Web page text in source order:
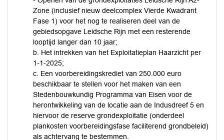
Zone (inclusief nieuw deelcomplex Vierde Kwadrant
Fase 1) voor het nog te realiseren deel van de
gebiedsopgave Leidsche Rijn met een resterende
looptijd langer dan 10 jaar;
b. Het intrekken van het Exploitatieplan Haarzicht per
1-1-2025;
c. Een voorbereidingskrediet van 250.000 euro
beschikbaar te stellen voor het maken van een
Stedenbouwkundig Programma van Eisen voor de
herontwikkeling van de locatie aan de Indusdreef 5 en
hiervoor de reserve grondexploitatie (onderdeel
plankosten voorbereidingsfase faciliterend grondbeleid)
als achtervang te bestemmen.